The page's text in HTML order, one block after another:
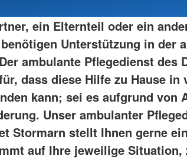
ein Elternteil oder ein
Unterstützung in der
ambulante Pflegedienst des
dass diese Hilfe zu Hause in
kann; sei es aufgrund von
Unser ambulanter
Stormarn stellt Ihnen gerne
auf Ihre jeweilige Situation,